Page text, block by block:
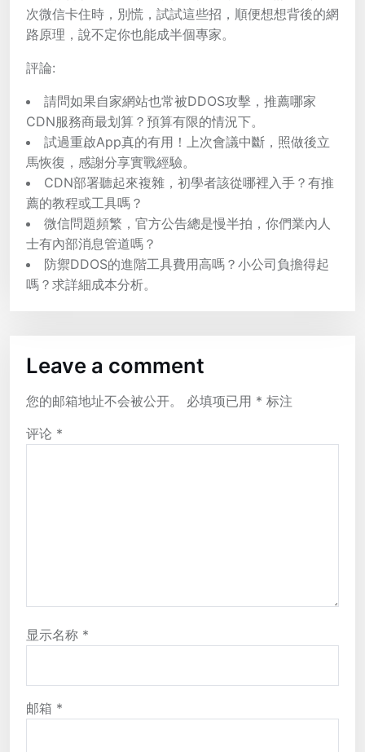
次微信卡住時，別慌，試試這些招，順便想想背後的網
路原理，說不定你也能成半個專家。
評論:
請問如果自家網站也常被DDOS攻擊，推薦哪家
CDN服務商最划算？預算有限的情況下。
試過重啟App真的有用！上次會議中斷，照做後立
馬恢復，感謝分享實戰經驗。
CDN部署聽起來複雜，初學者該從哪裡入手？有推
薦的教程或工具嗎？
微信問題頻繁，官方公告總是慢半拍，你們業內人
士有內部消息管道嗎？
防禦DDOS的進階工具費用高嗎？小公司負擔得起
嗎？求詳細成本分析。
Leave a comment
您的邮箱地址不会被公开。 必填项已用 * 标注
评论 *
显示名称 *
邮箱 *